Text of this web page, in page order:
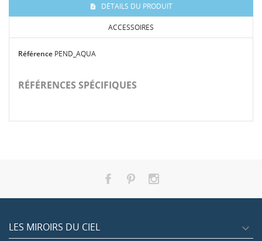
DÉTAILS DU PRODUIT
ACCESSOIRES
Référence PEND_AQUA
RÉFÉRENCES SPÉCIFIQUES
LES MIROIRS DU CIEL 